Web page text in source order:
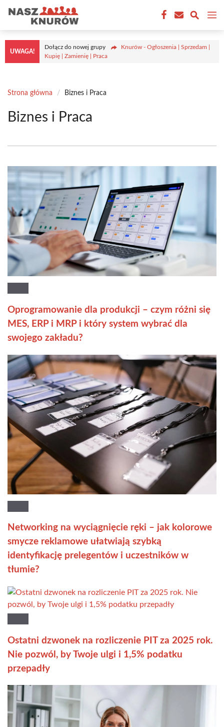
treści
UWAGA!
Dołącz do nowej grupy
Knurów - Ogłoszenia | Sprzedam |
Kupię | Zamienię | Praca
Strona główna / Biznes i Praca
Biznes i Praca
Oprogramowanie dla produkcji – czym różni się
MES, ERP i MRP i który system wybrać dla
swojego zakładu?
Networking na wyciągnięcie ręki – jak kolorowe
smycze reklamowe ułatwiają szybką
identyfikację prelegentów i uczestników w
tłumie?
Ostatni dzwonek na rozliczenie PIT za 2025 rok.
Nie pozwól, by Twoje ulgi i 1,5% podatku
przepadły